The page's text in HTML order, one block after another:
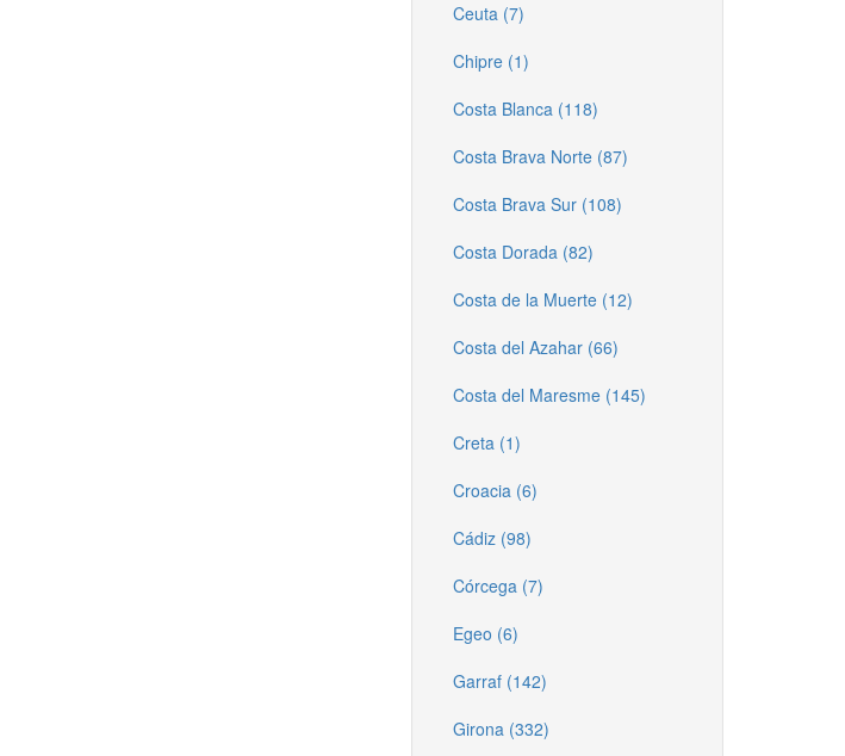
Ceuta (7)
Chipre (1)
Costa Blanca (118)
Costa Brava Norte (87)
Costa Brava Sur (108)
Costa Dorada (82)
Costa de la Muerte (12)
Costa del Azahar (66)
Costa del Maresme (145)
Creta (1)
Croacia (6)
Cádiz (98)
Córcega (7)
Egeo (6)
Garraf (142)
Girona (332)